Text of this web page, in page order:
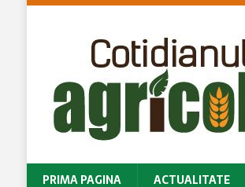
PRIMA PAGINA ACTUALITATE